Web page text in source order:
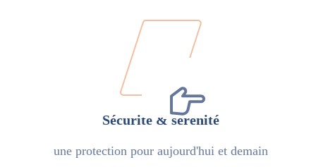
Sécurité & sérénité
une protection pour aujourd'hui et demain